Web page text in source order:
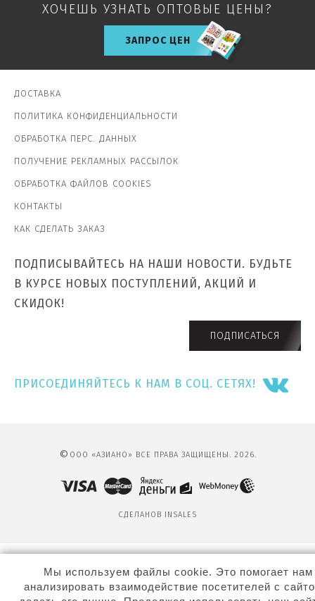
ХОЧЕШЬ УЗНАТЬ ОПТОВЫЕ ЦЕНЫ?
ЗАПРОС ЦЕН
ДОСТАВКА
ПОЛИТИКА КОНФИДЕНЦИАЛЬНОСТИ
ОБРАБОТКА ПЕРС. ДАННЫХ
ПОЛУЧЕНИЕ РЕКЛАМНЫХ РАССЫЛОК
ОБРАБОТКА ФАЙЛОВ COOKIES
КОНТАКТЫ
КАК СДЕЛАТЬ ЗАКАЗ
ПОДПИСЫВАЙТЕСЬ НА НАШИ НОВОСТИ. БУДЬТЕ
В КУРСЕ НОВЫХ ПОСТУПЛЕНИЙ, АКЦИЙ И
СКИДОК!
ПОДПИСАТЬСЯ
ПРИСОЕДИНЯЙТЕСЬ К НАМ В СОЦ. СЕТЯХ!
© ООО «АЗИАНО» ВСЕ ПРАВА ЗАЩИЩЕНЫ. 2026.
СДЕЛАНО В INSALES
Мы используем файлы cookie. Это помогает нам
анализировать взаимодействие посетителей с